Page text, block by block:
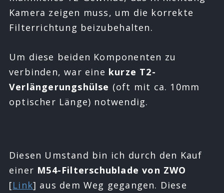
Kamera zeigen muss, um die korrekte
Filterrichtung beizubehalten.
Um diese beiden Komponenten zu
verbinden, war eine kurze T2-
Verlängerungshülse (oft mit ca. 10mm
optischer Länge) notwendig.
Diesen Umstand bin ich durch den Kauf
einer M54-Filterschublade von ZWO
[Link] aus dem Weg gegangen. Diese